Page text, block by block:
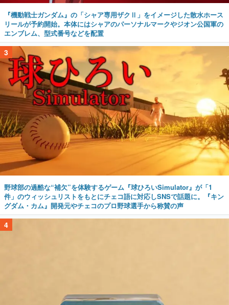
『機動戦士ガンダム』の「シャア専用ザクⅡ」をイメージした散水ホース
リールが予約開始。本体にはシャアのパーソナルマークやジオン公国軍の
エンブレム、型式番号などを配置
3
野球部の過酷な“補欠”を体験するゲーム『球ひろいSimulator』が「1
件」のウィッシュリストをもとにチェコ語に対応しSNSで話題に。『キン
グダム・カム』開発元やチェコのプロ野球選手から称賛の声
4